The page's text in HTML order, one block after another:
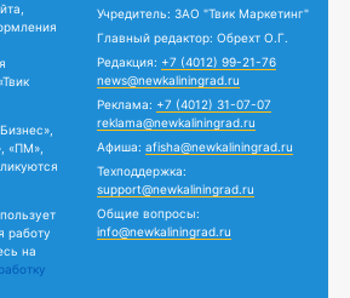
«ПМ»,
работу
на
Учредитель: ЗАО "Твик Маркетинг"
Главный редактор: Обрехт О.Г.
Редакция: +7 (4012) 99-21-76
news@newkaliningrad.ru
Реклама: +7 (4012) 31-07-07
reklama@newkaliningrad.ru
Афиша: afisha@newkaliningrad.ru
Техподдержка:
support@newkaliningrad.ru
Общие вопросы:
info@newkaliningrad.ru